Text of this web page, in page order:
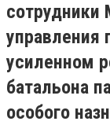
сотрудники
управления
усиленном
батальона
особого